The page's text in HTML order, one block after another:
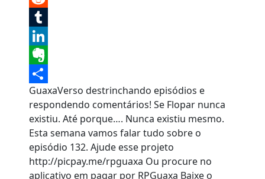
Reddit
Tumblr
LinkedIn
Evernote
Share
GuaxaVerso destrinchando episódios e
respondendo comentários! Se Flopar nunca
existiu. Até porque…. Nunca existiu mesmo.
Esta semana vamos falar tudo sobre o
episódio 132. Ajude esse projeto
http://picpay.me/rpguaxa Ou procure no
aplicativo em pagar por RPGuaxa Baixe o